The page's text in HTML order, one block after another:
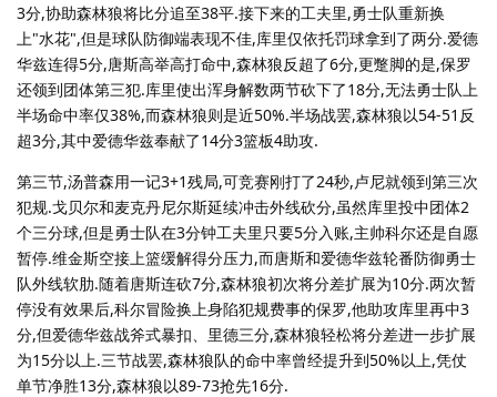
3分,协助森林狼将比分追至38平.接下来的工夫里,勇士队重新换
上"水花",但是球队防御端表现不佳,库里仅依托罚球拿到了两分.爱德
华兹连得5分,唐斯高举高打命中,森林狼反超了6分,更蹩脚的是,保罗
还领到团体第三犯.库里使出浑身解数两节砍下了18分,无法勇士队上
半场命中率仅38%,而森林狼则是近50%.半场战罢,森林狼以54-51反
超3分,其中爱德华兹奉献了14分3篮板4助攻.
第三节,汤普森用一记3+1残局,可竞赛刚打了24秒,卢尼就领到第三次
犯规.戈贝尔和麦克丹尼尔斯延续冲击外线砍分,虽然库里投中团体2
个三分球,但是勇士队在3分钟工夫里只要5分入账,主帅科尔还是自愿
暂停.维金斯空接上篮缓解得分压力,而唐斯和爱德华兹轮番防御勇士
队外线软肋.随着唐斯连砍7分,森林狼初次将分差扩展为10分.两次暂
停没有效果后,科尔冒险换上身陷犯规费事的保罗,他助攻库里再中3
分,但爱德华兹战斧式暴扣、里德三分,森林狼轻松将分差进一步扩展
为15分以上.三节战罢,森林狼队的命中率曾经提升到50%以上,凭仗
单节净胜13分,森林狼以89-73抢先16分.